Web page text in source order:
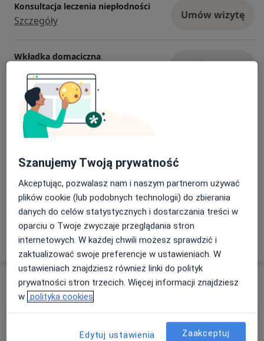
Konsultacja leczenia niepłodności
Szczegóły Umów wizytę
Wkładka domaciczna
Od 1 200 zł Szczegóły Umów wizytę
Usunięcie mięśniaków macicy
Szczegóły
USG ginekologiczne transvaginalne
Od 239 zł Szczegóły
+ 16 usług
W jaki sposób ustalane są ceny?
Adresy (3)
Szanujemy Twoją prywatność
Akceptując, pozwalasz nam i naszym partnerom używać
plików cookie (lub podobnych technologii) do zbierania
danych do celów statystycznych i dostarczania treści w
oparciu o Twoje zwyczaje przeglądania stron
internetowych. W każdej chwili możesz sprawdzić i
zaktualizować swoje preferencje w ustawieniach. W
ustawieniach znajdziesz również linki do polityk
prywatności stron trzecich. Więcej informacji znajdziesz
w polityka cookies
Edytuj ustawienia Zaakceptuj